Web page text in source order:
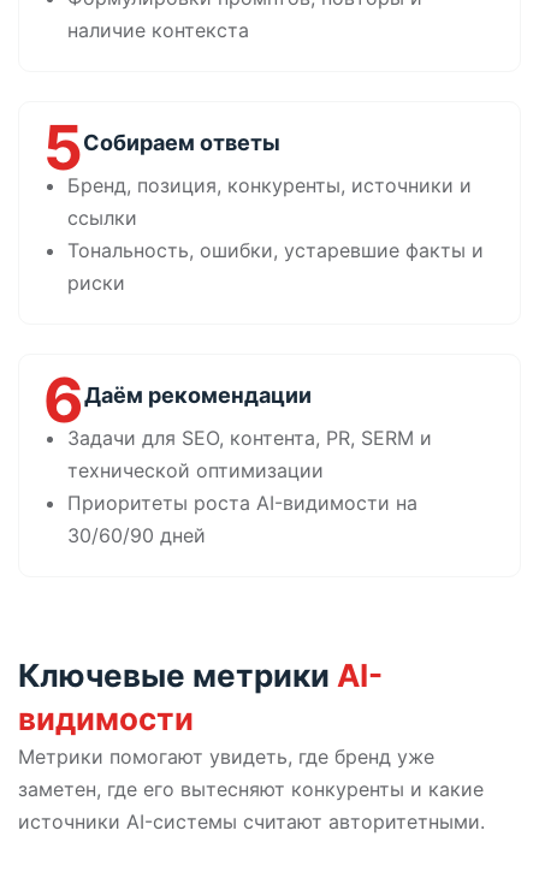
наличие контекста
5Собираем ответы
Бренд, позиция, конкуренты, источники и
ссылки
Тональность, ошибки, устаревшие факты и
риски
6Даём рекомендации
Задачи для SEO, контента, PR, SERM и
технической оптимизации
Приоритеты роста AI-видимости на
30/60/90 дней
Ключевые метрики AI-
видимости
Метрики помогают увидеть, где бренд уже
заметен, где его вытесняют конкуренты и какие
источники AI-системы считают авторитетными.